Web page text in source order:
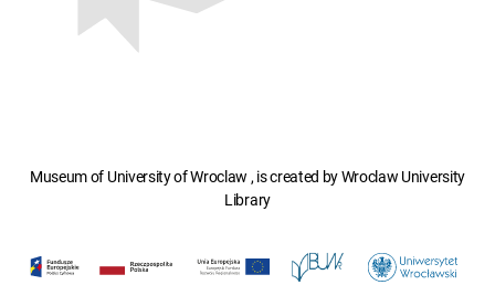
Museum of University of Wroclaw , is created by Wroclaw University
Library